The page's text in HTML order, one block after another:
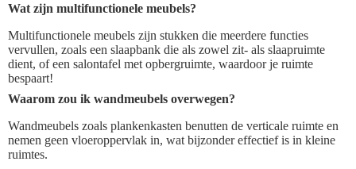
Wat zijn multifunctionele meubels?
Multifunctionele meubels zijn stukken die meerdere functies
vervullen, zoals een slaapbank die als zowel zit- als slaapruimte
dient, of een salontafel met opbergruimte, waardoor je ruimte
bespaart!
Waarom zou ik wandmeubels overwegen?
Wandmeubels zoals plankenkasten benutten de verticale ruimte en
nemen geen vloeroppervlak in, wat bijzonder effectief is in kleine
ruimtes.